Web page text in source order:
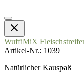
WuffiMiX
Artikel-Nr. 1039
Natürlicher Kauspaß